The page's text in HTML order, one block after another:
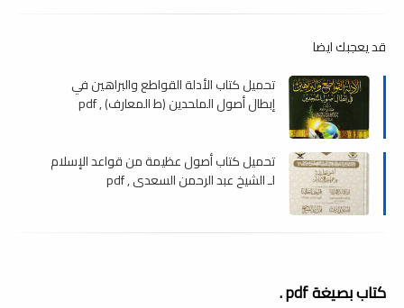
قد يعجبك ايضا
تحميل كتاب الأدلة القواطع والبراهين في
إبطال أصول الملحدين (ط المعارف) , pdf
تحميل كتاب أصول عظيمة من قواعد الإسلام
لـ الشيخ عبد الرحمن السعدي , pdf
كتاب بصيغة pdf .